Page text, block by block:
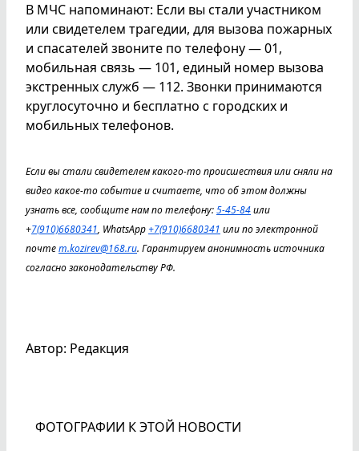
В МЧС напоминают: Если вы стали участником
или свидетелем трагедии, для вызова пожарных
и спасателей звоните по телефону — 01,
мобильная связь — 101, единый номер вызова
экстренных служб — 112. Звонки принимаются
круглосуточно и бесплатно с городских и
мобильных телефонов.
Если вы стали свидетелем какого-то происшествия или сняли на
видео какое-то событие и считаете, что об этом должны
узнать все, сообщите нам по телефону:5-45-84или
+7(910)6680341, WhatsApp+7(910)6680341 или по электронной
почтеm.kozirev@168.ru. Гарантируем анонимность источника
согласно законодательству РФ.
Автор: Редакция
ФОТОГРАФИИ К ЭТОЙ НОВОСТИ